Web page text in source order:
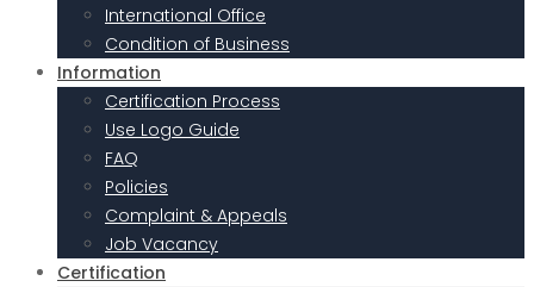
International Office
Condition of Business
Information
Certification Process
Use Logo Guide
FAQ
Policies
Complaint & Appeals
Job Vacancy
Certification